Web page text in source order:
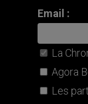
Email :
La
Agora
Les